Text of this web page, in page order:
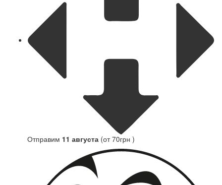
Отправим 11 августа (от 70грн )